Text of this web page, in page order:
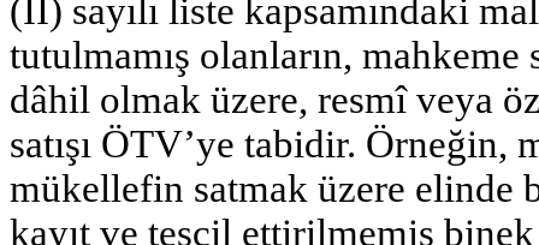
(II) sayılı liste kapsamındaki
tutulmamış olanların,
dâhil olmak üzere, resmî veya
satışı ÖTV’ye tabidir.
mükellefin satmak üzere elinde
kayıt ve tescil ettirilmemiş